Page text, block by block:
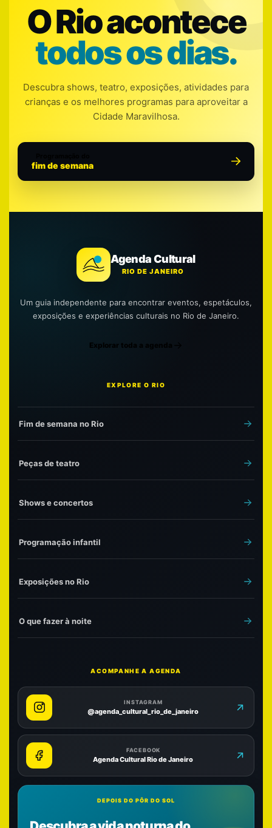
O Rio acontece
todos os dias.
Descubra shows, teatro, exposições, atividades para
crianças e os melhores programas para aproveitar a
Cidade Maravilhosa.
fim de semana
Agenda Cultural
RIO DE JANEIRO
Um guia independente para encontrar eventos, espetáculos,
exposições e experiências culturais no Rio de Janeiro.
Explorar toda a agenda
EXPLORE O RIO
Fim de semana no Rio
Peças de teatro
Shows e concertos
Programação infantil
Exposições no Rio
O que fazer à noite
ACOMPANHE A AGENDA
INSTAGRAM
@agenda_cultural_rio_de_janeiro
FACEBOOK
Agenda Cultural Rio de Janeiro
DEPOIS DO PÔR DO SOL